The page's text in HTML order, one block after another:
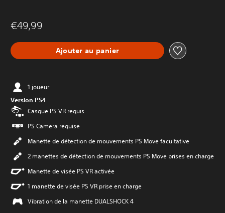
€49,99
Ajouter au panier
1 joueur
Version PS4
Casque PS VR requis
PS Camera requise
Manette de détection de mouvements PS Move facultative
2 manettes de détection de mouvements PS Move prises en charge
Manette de visée PS VR activée
1 manette de visée PS VR prise en charge
Vibration de la manette DUALSHOCK 4